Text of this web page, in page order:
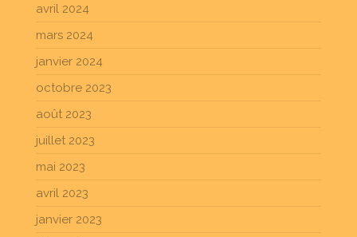
avril 2024
mars 2024
janvier 2024
octobre 2023
août 2023
juillet 2023
mai 2023
avril 2023
janvier 2023